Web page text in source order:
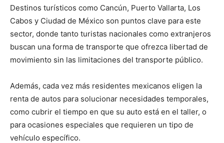
Destinos turísticos como Cancún, Puerto Vallarta, Los
Cabos y Ciudad de México son puntos clave para este
sector, donde tanto turistas nacionales como extranjeros
buscan una forma de transporte que ofrezca libertad de
movimiento sin las limitaciones del transporte público.
Además, cada vez más residentes mexicanos eligen la
renta de autos para solucionar necesidades temporales,
como cubrir el tiempo en que su auto está en el taller, o
para ocasiones especiales que requieren un tipo de
vehículo específico.